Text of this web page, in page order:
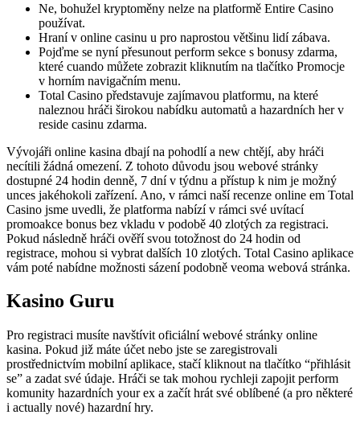
Ne, bohužel kryptoměny nelze na platformě Entire Casino
používat.
Hraní v online casinu u pro naprostou většinu lidí zábava.
Pojďme se nyní přesunout perform sekce s bonusy zdarma,
které cuando můžete zobrazit kliknutím na tlačítko Promocje
v horním navigačním menu.
Total Casino představuje zajímavou platformu, na které
naleznou hráči širokou nabídku automatů a hazardních her v
reside casinu zdarma.
Vývojáři online kasina dbají na pohodlí a new chtějí, aby hráči
necítili žádná omezení. Z tohoto důvodu jsou webové stránky
dostupné 24 hodin denně, 7 dní v týdnu a přístup k nim je možný
unces jakéhokoli zařízení. Ano, v rámci naší recenze online em Total
Casino jsme uvedli, že platforma nabízí v rámci své uvítací
promoakce bonus bez vkladu v podobě 40 zlotých za registraci.
Pokud následně hráči ověří svou totožnost do 24 hodin od
registrace, mohou si vybrat dalších 10 zlotých. Total Casino aplikace
vám poté nabídne možnosti sázení podobně veoma webová stránka.
Kasino Guru
Pro registraci musíte navštívit oficiální webové stránky online
kasina. Pokud již máte účet nebo jste se zaregistrovali
prostřednictvím mobilní aplikace, stačí kliknout na tlačítko “přihlásit
se” a zadat své údaje. Hráči se tak mohou rychleji zapojit perform
komunity hazardních your ex a začít hrát své oblíbené (a pro některé
i actually nové) hazardní hry.